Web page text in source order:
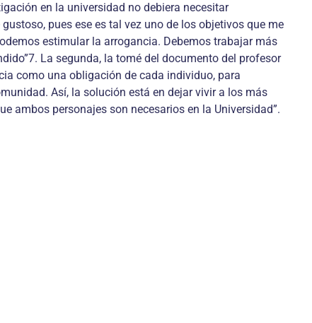
en la universidad no debiera necesitar
pues ese es tal vez uno de los objetivos que me
estimular la arrogancia. Debemos trabajar más
La segunda, la tomé del documento del profesor
como una obligación de cada individuo, para
Así, la solución está en dejar vivir a los más
ambos personajes son necesarios en la Universidad”.